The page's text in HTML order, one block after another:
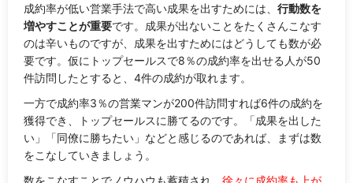
成約率が低い営業手法で高い成果を出すためには、 行動数を
増やすことが重要です。成果が出ないことをたくさんこなす
のは辛いものですが、成果を出すためにはどうしても数が必
要です。仮にトップセールスで8％の成約率を出せる人が50
件訪問したとすると、4件の成約が取れます。
一方で成約率3％の営業マンが200件訪問すれば6件の成約を
獲得でき、トップセールスに勝てるのです。「成果を出した
い 」「同僚に勝ちたい 」などと感じるのであれば、まずは数
をこなしていきましょう。
数をこなすことでノウハウも蓄積され、 徐々に成約率も上が